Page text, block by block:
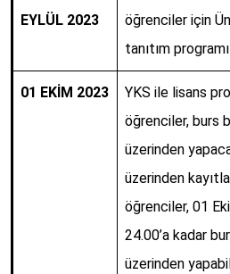
EYLÜL 2023
öğrenciler için
tanıtım programı
01 EKİM 2023
YKS ile lisans
öğrenciler, burs
üzerinden
üzerinden
öğrenciler, 01
24.00’a kadar
üzerinden